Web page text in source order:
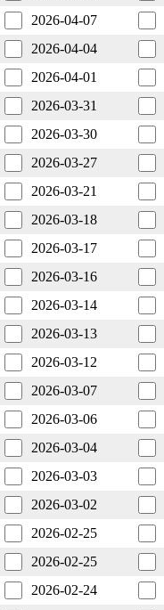
2026-04-07
2026-04-04
2026-04-01
2026-03-31
2026-03-30
2026-03-27
2026-03-21
2026-03-18
2026-03-17
2026-03-16
2026-03-14
2026-03-13
2026-03-12
2026-03-07
2026-03-06
2026-03-04
2026-03-03
2026-03-02
2026-02-25
2026-02-25
2026-02-24